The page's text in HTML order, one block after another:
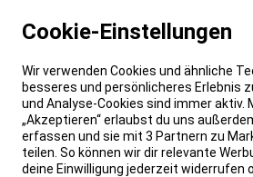
Cookie-Einstellungen
Wir verwenden Cookies und ähnliche
besseres und persönlicheres Erlebnis
und Analyse-Cookies sind immer aktiv.
„Akzeptieren“ erlaubst du uns
erfassen und sie mit 3 Partnern zu
teilen. So können wir dir relevante
deine Einwilligung jederzeit widerrufen